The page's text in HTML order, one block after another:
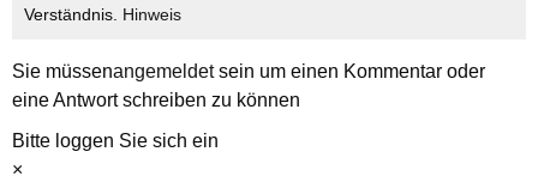
Verständnis. Hinweis
Sie müssenangemeldetsein um einen Kommentar oder
eine Antwort schreiben zu können
Bitte loggen Sie sich ein
×